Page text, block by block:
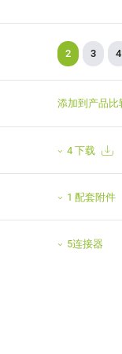
2 3 4
添加到产品比
4 下载
1 配套附件
5连接器